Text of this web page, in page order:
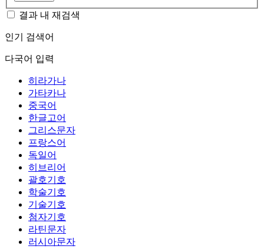
결과 내 재검색
인기 검색어
다국어 입력
히라가나
가타카나
중국어
한글고어
그리스문자
프랑스어
독일어
히브리어
괄호기호
학술기호
기술기호
첨자기호
라틴문자
러시아문자